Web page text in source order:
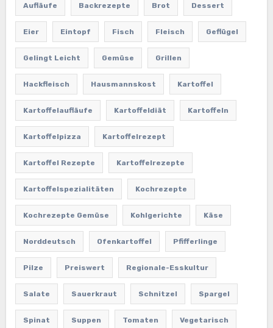
Aufläufe Backrezepte Brot Dessert
Eier Eintopf Fisch Fleisch Geflügel
Gelingt Leicht Gemüse Grillen
Hackfleisch Hausmannskost Kartoffel
Kartoffelaufläufe Kartoffeldiät Kartoffeln
Kartoffelpizza Kartoffelrezept
Kartoffel Rezepte Kartoffelrezepte
Kartoffelspezialitäten Kochrezepte
Kochrezepte Gemüse Kohlgerichte Käse
Norddeutsch Ofenkartoffel Pfifferlinge
Pilze Preiswert Regionale-Esskultur
Salate Sauerkraut Schnitzel Spargel
Spinat Suppen Tomaten Vegetarisch